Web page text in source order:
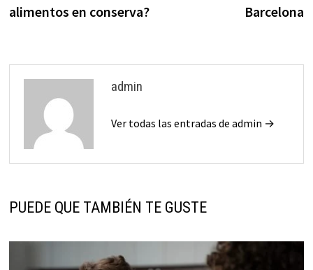
alimentos en conserva?
Barcelona
admin
Ver todas las entradas de admin →
PUEDE QUE TAMBIÉN TE GUSTE